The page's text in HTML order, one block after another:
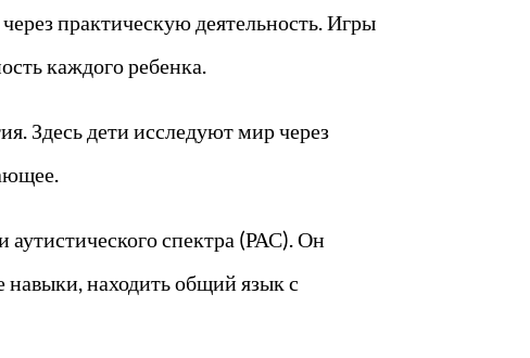
практическую деятельность. Игры
каждого ребенка.
Здесь дети исследуют мир через
спектра (РАС). Он
находить общий язык с